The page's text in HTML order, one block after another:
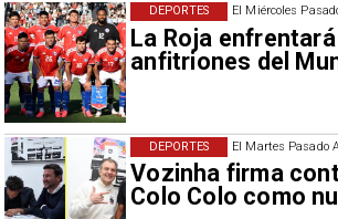
El Miércoles
La Roja
anfitriones del
DEPORTES
El Martes Pasado
Vozinha firma
Colo Colo como
DEPORTES